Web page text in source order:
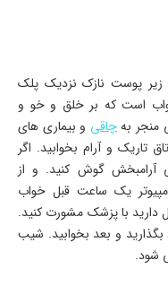
پوست نازک نزدیک پلک
است که بر خلق و خو و
منجر بهچاقی و بیماری­ های
در یک اتاق تاریک و آرام بخوابید. اگر
آرامبخش گوش کنید. و از
یک ساعت قبل خواب
دارید با پزشک مشورت کنید.
زیر سر خود بگذارید و بعد بخوابید. شیب
شود.